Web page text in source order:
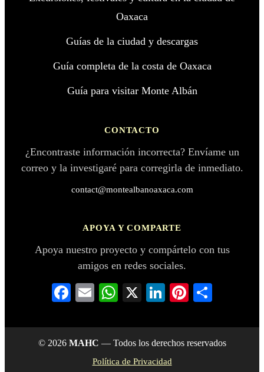
Oaxaca
Guías de la ciudad y descargas
Guía completa de la costa de Oaxaca
Guía para visitar Monte Albán
CONTACTO
¿Encontraste información incorrecta? Envíame un
correo y la investigaré para corregirla de inmediato.
contact@montealbanoaxaca.com
APOYA Y COMPARTE
Apoya nuestro proyecto y compártelo con tus
amigos en redes sociales.
Facebook
EmailWhatsApp
X LinkedIn
Pinterest
© 2026 MAHC — Todos los derechos reservados
Política de Privacidad